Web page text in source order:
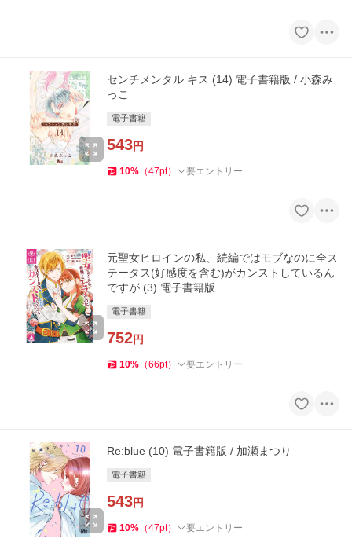
センチメンタル キス (14) 電子書籍版 / 小森み
っこ
電子書籍
543円
10% （47pt） 要エントリー
元聖女ヒロインの私、続編ではモブなのに全ス
テータス(好感度を含む)がカンストしているん
ですが (3) 電子書籍版
電子書籍
752円
10% （66pt） 要エントリー
Re:blue (10) 電子書籍版 / 加瀬まつり
電子書籍
543円
10% （47pt） 要エントリー